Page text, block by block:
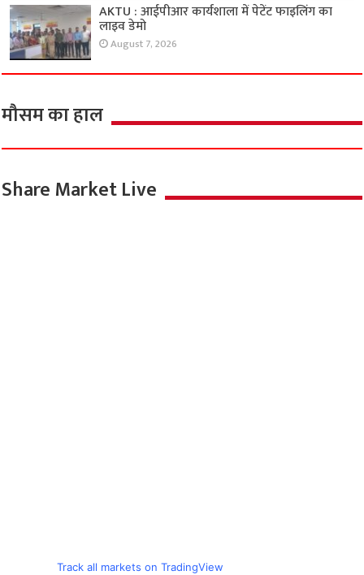
AKTU : आईपीआर कार्यशाला में पेटेंट फाइलिंग का
लाइव डेमो
August 7, 2026
मौसम का हाल
Share Market Live
Track all markets on TradingView